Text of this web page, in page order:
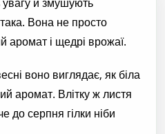
Вона не просто
аромат і щедрі врожаї.
воно виглядає, як біла
аромат. Влітку ж листя
до серпня гілки ніби